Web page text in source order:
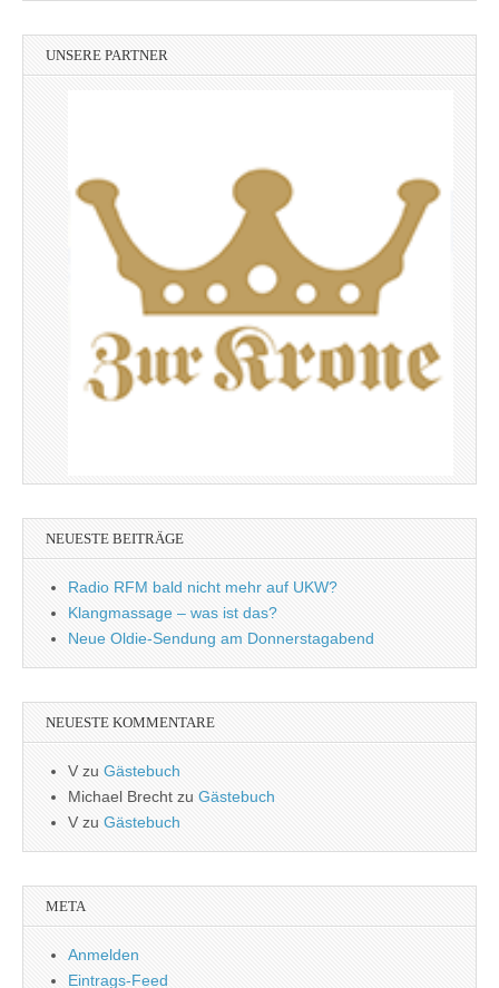
UNSERE PARTNER
NEUESTE BEITRÄGE
Radio RFM bald nicht mehr auf UKW?
Klangmassage – was ist das?
Neue Oldie-Sendung am Donnerstagabend
NEUESTE KOMMENTARE
V zu Gästebuch
Michael Brecht zu Gästebuch
Vzu Gästebuch
META
Anmelden
Eintrags-Feed